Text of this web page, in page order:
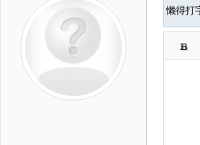
懒得打